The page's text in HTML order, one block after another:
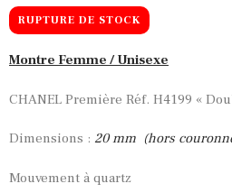
RUPTURE DE STOCK
Montre Femme / Unisexe
CHANEL Première Réf. H4199 «
Dimensions : 20 mm (hors
Mouvement à quartz